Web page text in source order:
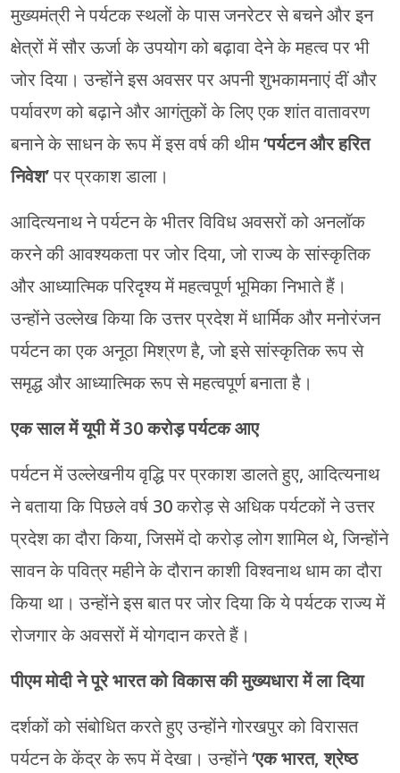
मुख्यमंत्री ने पर्यटक स्थलों के पास जनरेटर से बचने और इन
क्षेत्रों में सौर ऊर्जा के उपयोग को बढ़ावा देने के महत्व पर भी
जोर दिया। उन्होंने इस अवसर पर अपनी शुभकामनाएं दीं और
पर्यावरण को बढ़ाने और आगंतुकों के लिए एक शांत वातावरण
बनाने के साधन के रूप में इस वर्ष की थीम‘पर्यटन और हरित
निवेश’पर प्रकाश डाला।
आदित्यनाथ ने पर्यटन के भीतर विविध अवसरों को अनलॉक
करने की आवश्यकता पर जोर दिया, जो राज्य के सांस्कृतिक
और आध्यात्मिक परिदृश्य में महत्वपूर्ण भूमिका निभाते हैं।
उन्होंने उल्लेख किया कि उत्तर प्रदेश में धार्मिक और मनोरंजन
पर्यटन का एक अनूठा मिश्रण है, जो इसे सांस्कृतिक रूप से
समृद्ध और आध्यात्मिक रूप से महत्वपूर्ण बनाता है।
एक साल में यूपी में 30 करोड़ पर्यटक आए
पर्यटन में उल्लेखनीय वृद्धि पर प्रकाश डालते हुए, आदित्यनाथ
ने बताया कि पिछले वर्ष 30 करोड़ से अधिक पर्यटकों ने उत्तर
प्रदेश का दौरा किया, जिसमें दो करोड़ लोग शामिल थे, जिन्होंने
सावन के पवित्र महीने के दौरान काशी विश्वनाथ धाम का दौरा
किया था। उन्होंने इस बात पर जोर दिया कि ये पर्यटक राज्य में
रोजगार के अवसरों में योगदान करते हैं।
पीएम मोदी ने पूरे भारत को विकास की मुख्यधारा में ला दिया
दर्शकों को संबोधित करते हुए उन्होंने गोरखपुर को विरासत
पर्यटन के केंद्र के रूप में देखा। उन्होंने‘एक भारत, श्रेष्ठ